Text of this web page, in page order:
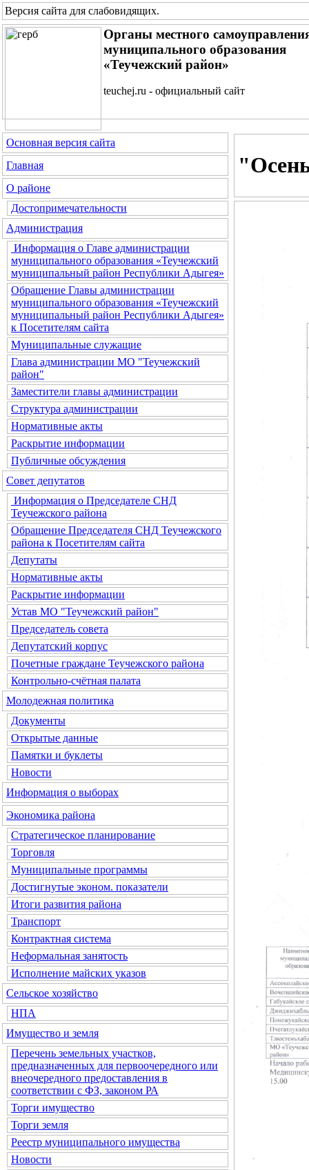
Версия сайта для слабовидящих.
Органы местного
муниципального образования
«Теучежский район»
teuchej.ru - официальный сайт
Основная версия сайта
Главная
О районе
Достопримечательности
Администрация
Информация о Главе администрации
муниципального образования «Теучежский
муниципальный район Республики Адыгея»
Обращение Главы администрации
муниципального образования «Теучежский
муниципальный район Республики Адыгея»
к Посетителям сайта
Муниципальные служащие
Глава администрации МО "Теучежский
район"
Заместители главы администрации
Структура администрации
Нормативные акты
Раскрытие информации
Публичные обсуждения
Совет депутатов
Информация о Председателе СНД
Теучежского района
Обращение Председателя СНД Теучежского
района к Посетителям сайта
Депутаты
Нормативные акты
Раскрытие информации
Устав МО "Теучежский район"
Председатель совета
Депутатский корпус
Почетные граждане Теучежского района
Контрольно-счётная палата
Молодежная политика
Документы
Открытые данные
Памятки и буклеты
Новости
Информация о выборах
Экономика района
Стратегическое планирование
Торговля
Муниципальные программы
Достигнутые эконом. показатели
Итоги развития района
Транспорт
Контрактная система
Неформальная занятость
Исполнение майских указов
Сельское хозяйство
НПА
Имущество и земля
Перечень земельных участков,
предназначенных для первоочередного или
внеочередного предоставления в
соответствии с ФЗ, законом РА
Торги имущество
Торги земля
Реестр муниципального имущества
Новости